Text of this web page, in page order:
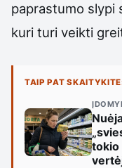
paprastumo slypi
kuri turi veikti
TAIP PAT
tokio